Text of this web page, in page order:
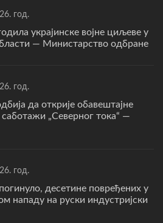
год.
украјинске војне циљеве у
— Министарство одбране
год.
да открије обавештајне
„Северног тока“ —
год.
десетине повређених у
нападу на руски индустријски